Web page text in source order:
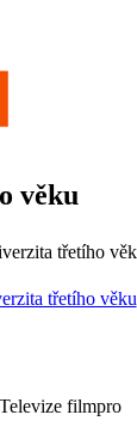
věku
třetího věku